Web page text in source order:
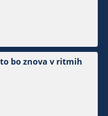
bo znova v ritmih